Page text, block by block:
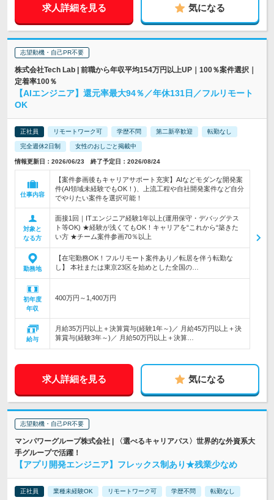
求人詳細を見る 気になる
志望動機・自己PR不要
株式会社Tech Lab | 前職から年収平均154万円以上UP｜100％案件選択｜
定着率100％
【AIエンジニア】還元率最大94％／年休131日／フルリモート
OK
正社員 リモートワーク可 学歴不問 第二新卒歓迎 転勤なし
完全週休2日制 女性のおしごと掲載中
情報更新日：2026/06/23 終了予定日：2026/08/24
仕事内容
【案件参画後もキャリアサポート充実】AIなどモダンな開発案
件(AI領域未経験でもOK！)、上流工程や自社開発案件など自分
でやりたい案件を選択可能！
対象と
なる方
面接1回｜ITエンジニア経験1年以上(運用保守・デバッグテス
ト等OK) ★経験が浅くてもOK！キャリアを“これから“築きた
い方 ★チーム案件参画70％以上
勤務地
【在宅勤務OK！フルリモート案件あり／転居を伴う転勤な
し】 本社または東京23区を始めとした全国の…
初年度
年収
400万円～1,400万円
給与
月給35万円以上＋決算賞与(経験1年～)／ 月給45万円以上＋決
算賞与(経験3年～)／ 月給50万円以上＋決算…
求人詳細を見る 気になる
志望動機・自己PR不要
マンパワーグループ株式会社 | 〈選べるキャリアパス〉世界的な外資系大
手グループで活躍！
【アプリ開発エンジニア】フレックス制あり★残業少なめ
正社員 業種未経験OK リモートワーク可 学歴不問 転勤なし